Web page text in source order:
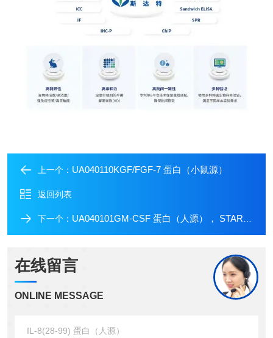
上一个： UA040110KGF/FGF-7 蛋白（小鼠源）
返回列表
下一个： UA040101GM-CSF 蛋白（人源）， STAR级别
在线留言
ONLINE MESSAGE